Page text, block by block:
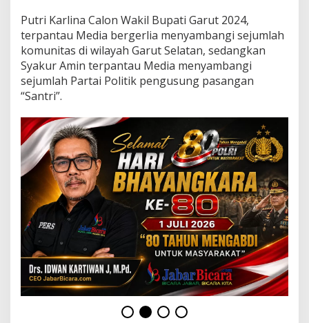
K
o
m
u
n
i
s
d
a
n
P
a
r
t
i
e
n
g
u
Putri Karlina Calon Wakil Bupati Garut 2024,
terpantau Media bergerlia menyambangi sejumlah
komunitas di wilayah Garut Selatan, sedangkan
Syakur Amin terpantau Media menyambangi
sejumlah Partai Politik pengusung pasangan
“Santri”.